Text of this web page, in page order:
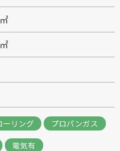
ーリング
プロパンガス
電気有